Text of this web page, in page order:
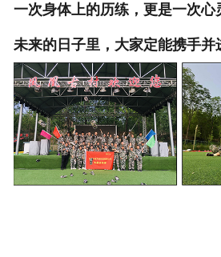
一次身体上的历练，更是一次心
未来的日子里，大家定能携手并